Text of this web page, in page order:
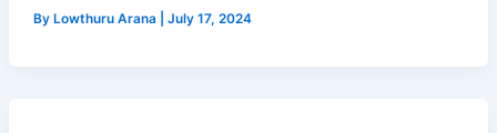
By Lowthuru Arana July 17, 2024